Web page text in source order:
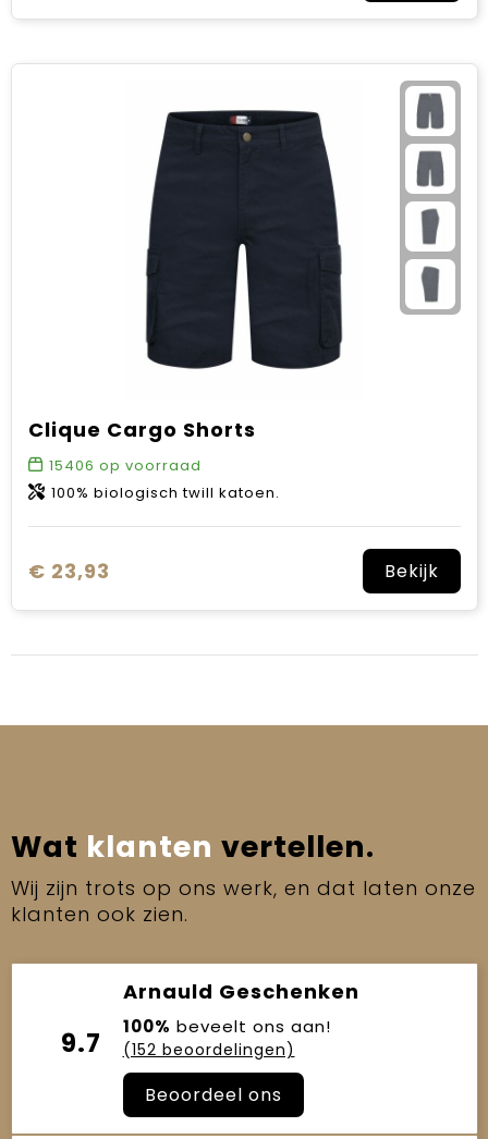
Clique Cargo Shorts
15406 op voorraad
100% biologisch twill katoen.
€ 23,93 Bekijk
Wat klanten vertellen.
Wij zijn trots op ons werk, en dat laten onze
klanten ook zien.
9.7
Arnauld Geschenken
100% beveelt ons aan!
(152 beoordelingen)
Beoordeel ons